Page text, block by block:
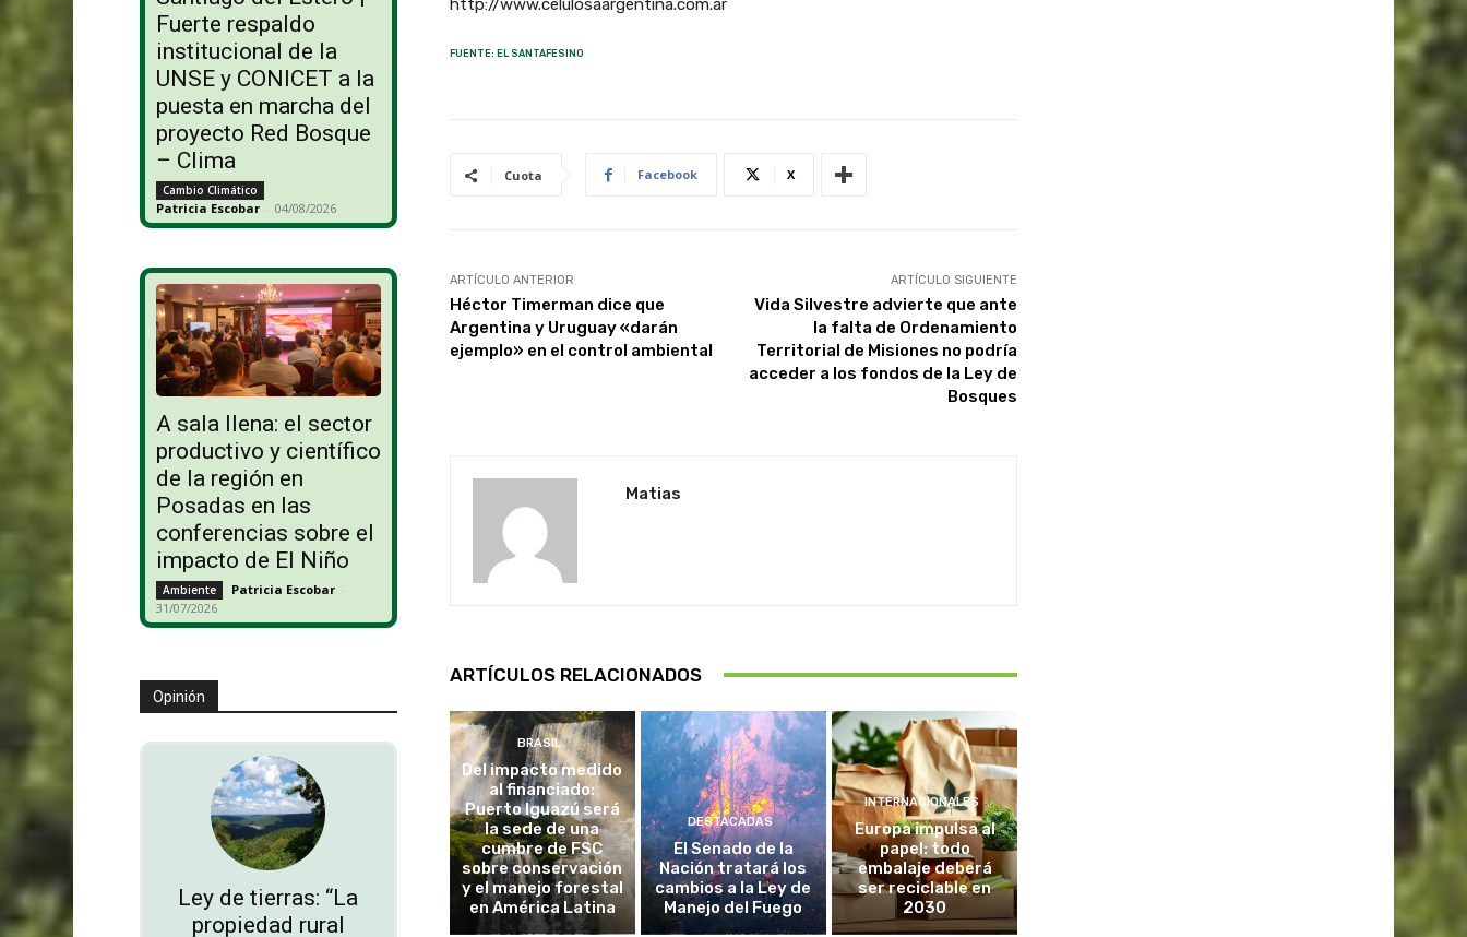
Fuerte respaldo
institucional de la
UNSE y CONICET a la
puesta en marcha del
proyecto Red Bosque
– Clima
Cambio Climático
Patricia Escobar - 04/08/2026
A sala llena: el sector
productivo y científico
de la región en
Posadas en las
conferencias sobre el
impacto de El Niño
Ambiente Patricia Escobar -
31/07/2026
Opinión
Ley de tierras: “La
propiedad rural
http://www.celulosaargentina.com.ar
FUENTE: EL SANTAFESINO
Cuota Facebook X
ARTÍCULO ANTERIOR
Héctor Timerman dice que
Argentina y Uruguay «darán
ejemplo» en el control ambiental
ARTÍCULO SIGUIENTE
Vida Silvestre advierte que ante
la falta de Ordenamiento
Territorial de Misiones no podría
acceder a los fondos de la Ley de
Bosques
Matias
ARTÍCULOS RELACIONADOS
BRASIL
Del impacto medido
al financiado:
Puerto Iguazú será
la sede de una
cumbre de FSC
sobre conservación
y el manejo forestal
en América Latina
DESTACADAS
El Senado de la
Nación tratará los
cambios a la Ley de
Manejo del Fuego
INTERNACIONALES
Europa impulsa al
papel: todo
embalaje deberá
ser reciclable en
2030